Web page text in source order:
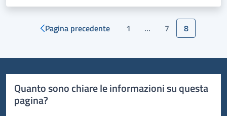
Paginazione
Pagina precedente Page
1 … Page
7 Page
8
Quanto sono chiare le informazioni su questa
pagina?